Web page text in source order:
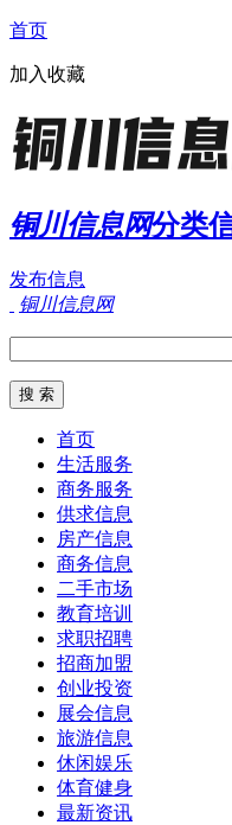
首页
加入收藏
铜川信息网分类
发布信息
铜川信息网
首页
生活服务
商务服务
供求信息
房产信息
商务信息
二手市场
教育培训
求职招聘
招商加盟
创业投资
展会信息
旅游信息
休闲娱乐
体育健身
最新资讯